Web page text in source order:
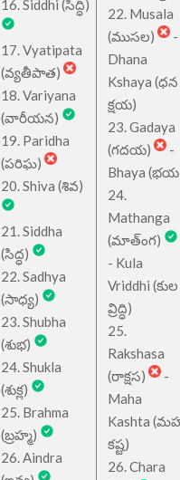
16. Siddhi (సిద్ధి)
17. Vyatipata
(వ్యతీపాత)
18. Variyana
(వారీయన)
19. Paridha
(పరిఘ)
20. Shiva (శివ)
21. Siddha
(సిద్ధ)
22. Sadhya
(సాధ్య)
23. Shubha
(శుభ)
24. Shukla
(శుక్ల)
25. Brahma
(బ్రహ్మ)
26. Aindra
22. Musala
(ముసల)
-
Dhana
Kshaya (ధన
క్షయ)
23. Gadaya
(గదయ)
-
Bhaya
24.
Mathanga
(మాత్ంగ)
- Kula
Vriddhi (కుల
వ్రిద్ధి)
25.
Rakshasa
(రాక్షస)
-
Maha
Kashta
కష్ట)
26. Chara